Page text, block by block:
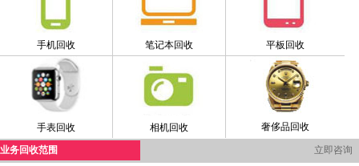
手机回收 笔记本回收 平板回收
手表回收 相机回收 奢侈品回收
业务回收范围 立即咨询